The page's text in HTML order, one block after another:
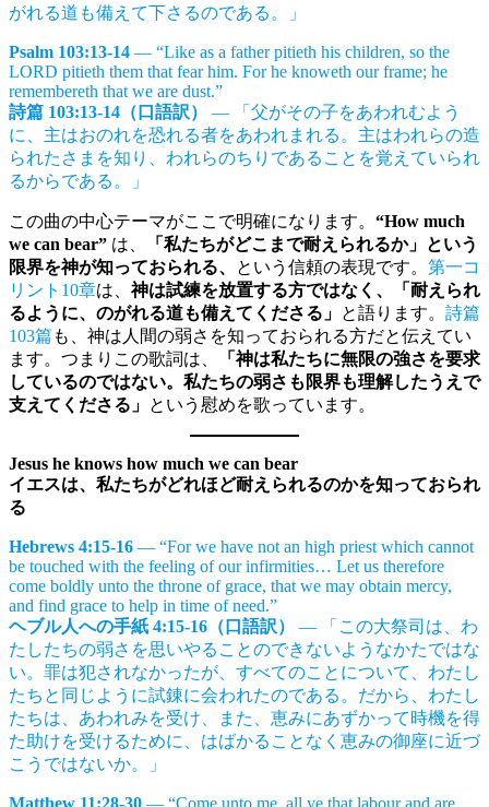
がれる道も備えて下さるのである。」
Psalm 103:13-14 — “Like as a father pitieth his children, so the
LORD pitieth them that fear him. For he knoweth our frame; he
remembereth that we are dust.”
詩篇 103:13-14（口語訳）
— 「父がその子をあわれむよう
に、主はおのれを恐れる者をあわれまれる。主はわれらの造
られたさまを知り、われらのちりであることを覚えていられ
るからである。」
この曲の中心テーマがここで明確になります。 “How much
we can bear” は、
「私たちがどこまで耐えられるか」という
限界を神が知っておられる、
という信頼の表現です。 第一コ
リント10章は、神は試練を放置する方ではなく、「耐えられ
るように、のがれる道も備えてくださる」 と語ります。 詩篇
103篇 も、神は人間の弱さを知っておられる方だと伝えてい
ます。つまりこの歌詞は、
「神は私たちに無限の強さを要求
しているのではない。私たちの弱さも限界も理解したうえで
支えてくださる」 という慰めを歌っています。
Jesus he knows how much we can bear
イエスは、私たちがどれほど耐えられるのかを知っておられ
る
Hebrews 4:15-16 — “For we have not an high priest which cannot
be touched with the feeling of our infirmities… Let us therefore
come boldly unto the throne of grace, that we may obtain mercy,
and find grace to help in time of need.”
ヘブル人への手紙 4:15-16（口語訳）
— 「この大祭司は、わ
たしたちの弱さを思いやることのできないようなかたではな
い。罪は犯されなかったが、すべてのことについて、わたし
たちと同じように試錬に会われたのである。だから、わたし
たちは、あわれみを受け、また、恵みにあずかって時機を得
た助けを受けるために、はばかることなく恵みの御座に近づ
こうではないか。」
Matthew 11:28-30 — “Come unto me, all ye that labour and are